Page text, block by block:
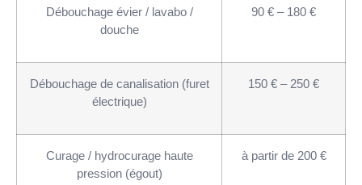
Débouchage évier / lavabo /
douche
90 € – 180 €
Débouchage de canalisation (furet
électrique)
150 € – 250 €
Curage / hydrocurage haute
pression (égout)
à partir de 200 €